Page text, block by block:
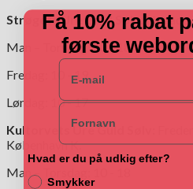
Strøgets Ure Guld Sølv: Nygade
Man – Torsdag: 10 - 18
Fredag: 10 - 19
Lørdag: 10 - 17
Kultorvets Ure Guld Sølv:
København K.
Man – Torsdag: 10 - 18
Få 10% rabat
første
E-mail
Navn
Hvad er du på udkig efter?
Smykker